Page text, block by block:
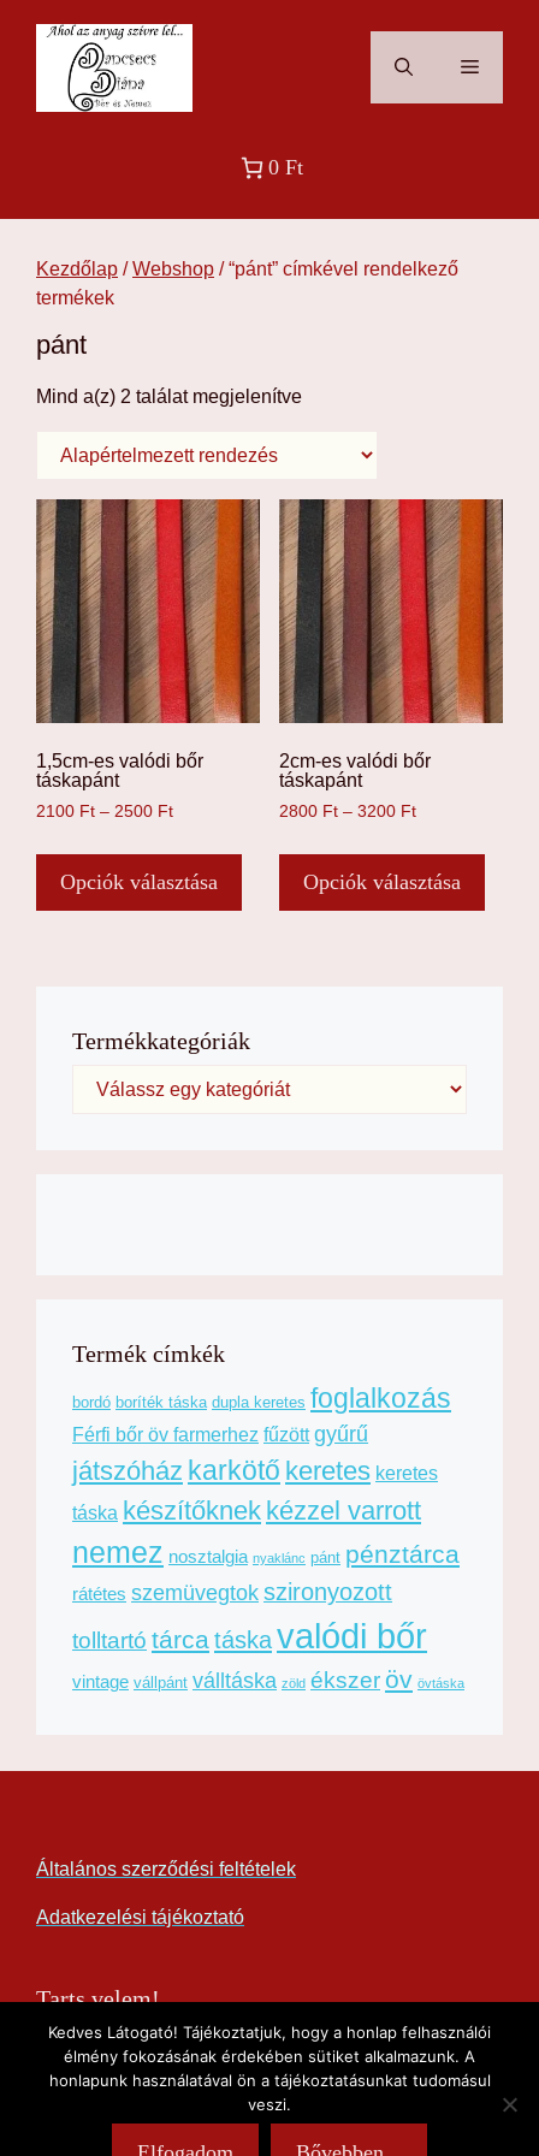
tartalomba
Menü
0 Ft
Kezdőlap /Webshop / “pánt” címkével rendelkező
termékek
pánt
Mind a(z) 2 találat megjelenítve
1,5cm-es valódi bőr
táskapánt
2100 Ft – 2500 FtÁrtartomány:
-
2500 Ft
Opciók választása
változatok
termékoldalon
2cm-es valódi bőr
táskapánt
2800 Ft – 3200 FtÁrtartomány:
-
3200 Ft
Opciók választása
Termékkategóriák
Termék címkék
bordó boríték táska dupla keretes foglalkozás
Férfi bőr öv farmerhez fűzött gyűrű
játszóház karkötő keretes keretes
táska készítőknek kézzel varrott
nemez nosztalgia nyaklánc pánt pénztárca
rátétes szemüvegtok szironyozott
tolltartó tárcatáskavalódi bőr
vintage vállpánt válltáska zöld ékszer öv övtáska
Általános szerződési feltételek
Adatkezelési tájékoztató
Tarts velem!
© 2026 Dancsecs Diána, Bőr és Nemez
Kedves Látogató! Tájékoztatjuk, hogy a honlap felhasználói
élmény fokozásának érdekében sütiket alkalmazunk. A
honlapunk használatával ön a tájékoztatásunkat tudomásul
veszi.